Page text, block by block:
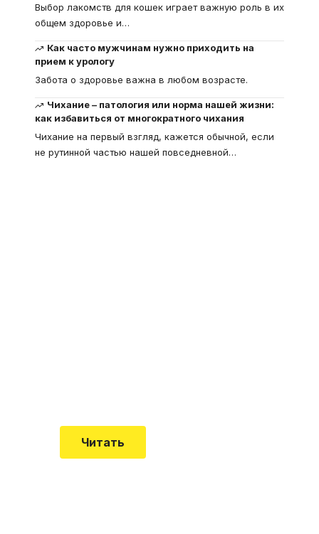
Выбор лакомств для кошек играет важную роль в их
общем здоровье и…
Как часто мужчинам нужно приходить на
прием к урологу
Забота о здоровье важна в любом возрасте.
Чихание – патология или норма нашей жизни:
как избавиться от многократного чихания
Чихание на первый взгляд, кажется обычной, если
не рутинной частью нашей повседневной…
Читать